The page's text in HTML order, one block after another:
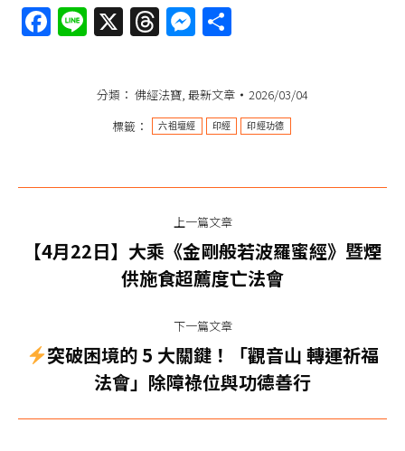
Facebook
Line
X Threads
Messenger
分類： 佛經法寶, 最新文章
2026/03/04
標籤：
六祖壇經 印經 印經功德
章
上一篇文章
上
一
文
章：
【4月22日】大乘《金剛般若波羅蜜經》暨煙
供施食超薦度亡法會
下一篇文章
下
一
篇
突破困境的 5 大關鍵！「觀音山 轉運祈福
法會」除障祿位與功德善行